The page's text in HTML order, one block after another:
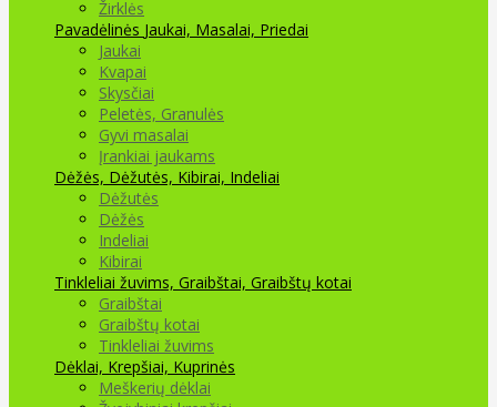
Žirklės
Pavadėlinės Jaukai, Masalai, Priedai
Jaukai
Kvapai
Skysčiai
Peletės, Granulės
Gyvi masalai
Įrankiai jaukams
Dėžės, Dėžutės, Kibirai, Indeliai
Dėžutės
Dėžės
Indeliai
Kibirai
Tinkleliai žuvims, Graibštai, Graibštų kotai
Graibštai
Graibštų kotai
Tinkleliai žuvims
Dėklai, Krepšiai, Kuprinės
Meškerių dėklai